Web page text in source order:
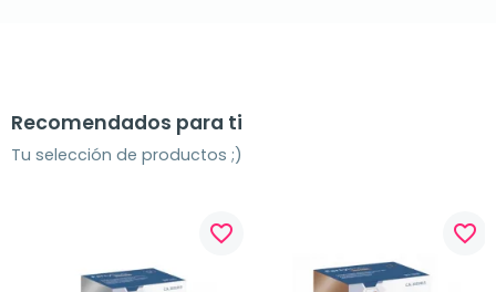
Recomendados para ti
Tu selección de productos ;)
favorite_border favorite_border